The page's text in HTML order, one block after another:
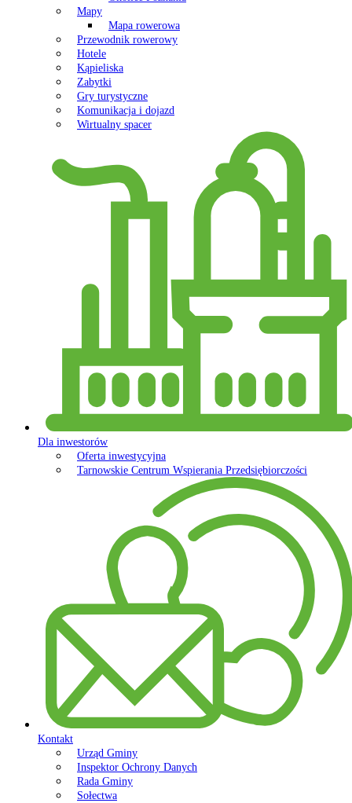
Mapy
Mapa rowerowa
Przewodnik rowerowy
Hotele
Kąpieliska
Zabytki
Gry turystyczne
Komunikacja i dojazd
Wirtualny spacer
Dla inwestorów
Oferta inwestycyjna
Tarnowskie Centrum Wspierania Przedsiębiorczości
Kontakt
Urząd Gminy
Inspektor Ochrony Danych
Rada Gminy
Sołectwa